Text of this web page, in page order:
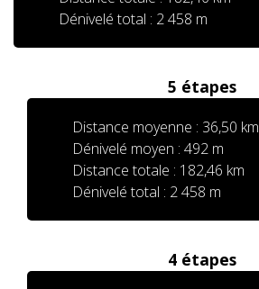
Dénivelé total : 2 458 m
5 étapes
Distance moyenne : 36,50 km
Dénivelé moyen : 492 m
Distance totale : 182,46 km
Dénivelé total : 2 458 m
4 étapes